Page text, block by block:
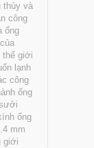
thủy và
công
ống
thế giới
lạnh
công
ống
ống
mm
giới